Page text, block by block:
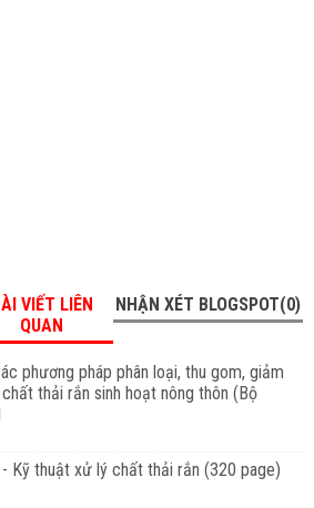
VIẾT LIÊN
QUAN
NHẬN XÉT BLOGSPOT(0)
phương pháp phân loại, thu gom, giảm
thải rắn sinh hoạt nông thôn (Bộ
- Kỹ thuật xử lý chất thải rắn (320 page)